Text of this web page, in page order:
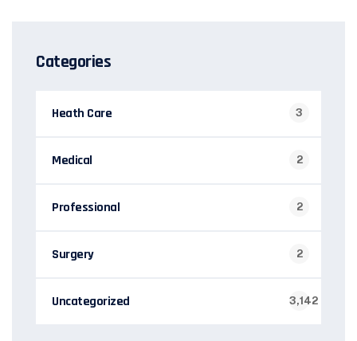
Categories
Heath Care 3
Medical 2
Professional 2
Surgery 2
Uncategorized 3,142